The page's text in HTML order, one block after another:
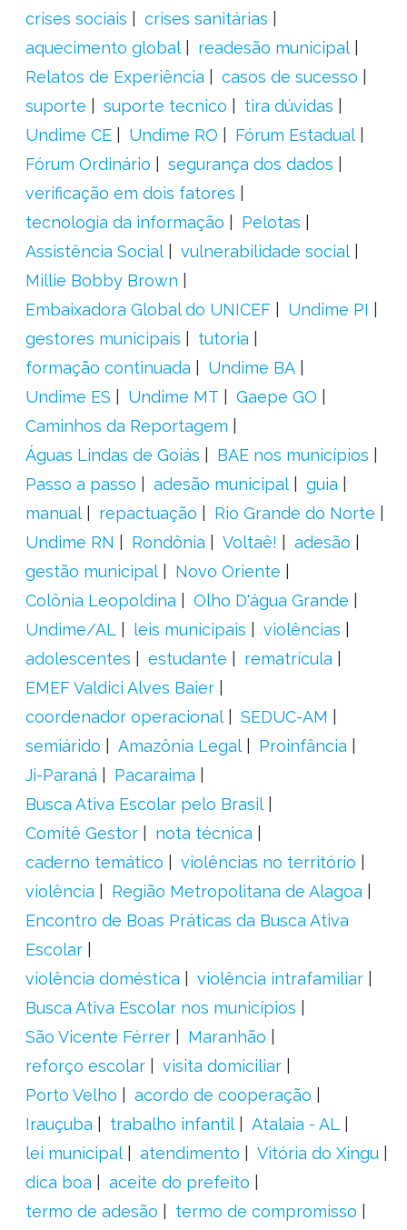
crises sociais
crises sanitárias
aquecimento global
readesão municipal
Relatos de Experiência
casos de sucesso
suporte
suporte tecnico
tira dúvidas
Undime CE
Undime RO
Fórum Estadual
Fórum Ordinário
segurança dos dados
verificação em dois fatores
tecnologia da informação
Pelotas
Assistência Social
vulnerabilidade social
Millie Bobby Brown
Embaixadora Global do UNICEF
Undime PI
gestores municipais
tutoria
formação continuada
Undime BA
Undime ES
Undime MT
Gaepe GO
Caminhos da Reportagem
Águas Lindas de Goiás
BAE nos municípios
Passo a passo
adesão municipal
guia
manual
repactuação
Rio Grande do Norte
Undime RN
Rondônia Voltaê!
adesão
gestão municipal
Novo Oriente
Colônia Leopoldina
Olho D'água Grande
Undime/AL
leis municipais
violências
adolescentes
estudante
rematrícula
EMEF Valdici Alves Baier
coordenador operacional
SEDUC-AM
semiárido
Amazônia Legal
Proinfância
Ji-Paraná
Pacaraima
Busca Ativa Escolar pelo Brasil
Comitê Gestor
nota técnica
caderno temático
violências no território
violência
Região Metropolitana de Alagoa
Encontro de Boas Práticas da Busca Ativa
Escolar
violência doméstica
violência intrafamiliar
Busca Ativa Escolar nos municípios
São Vicente Férrer
Maranhão
reforço escolar
visita domiciliar
Porto Velho
acordo de cooperação
Irauçuba
trabalho infantil
Atalaia - AL
lei municipal
atendimento
Vitória do Xingu
dica boa
aceite do prefeito
termo de adesão
termo de compromisso